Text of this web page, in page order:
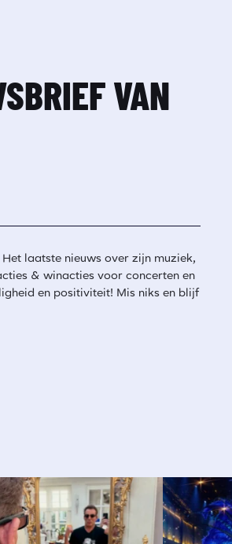
VAN
laatste nieuws over zijn muziek,
& winacties voor concerten en
en positiviteit! Mis niks en blijf